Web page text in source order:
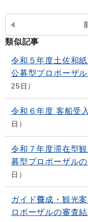
類似記事
令和５年度土佐和
公募型プロポーザ
25日
令和６年度 客船受
日
令和７年度滞在型
募型プロポーザル
日
ガイド養成・観光
ロポーザルの審査